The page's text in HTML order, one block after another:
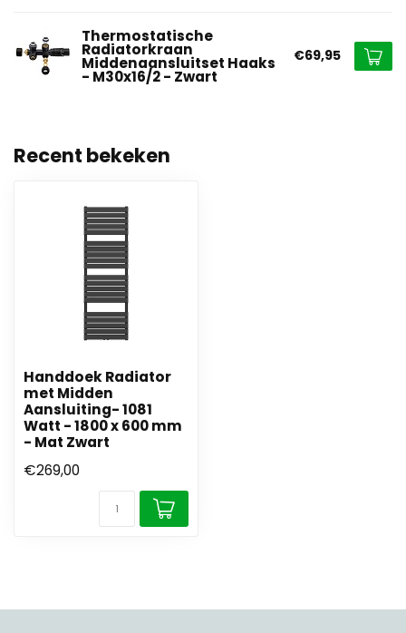
Thermostatische
Radiatorkraan
Middenaansluitset Haaks
- M30x16/2 - Zwart
€69,95
Recent bekeken
Handdoek Radiator
met Midden
Aansluiting- 1081
Watt - 1800 x 600 mm
- Mat Zwart
€269,00